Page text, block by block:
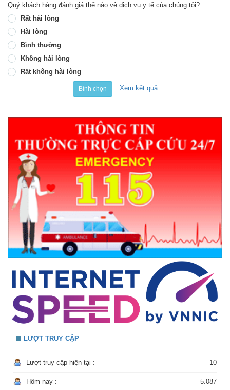
Quý khách hàng đánh giá thế nào về dịch vụ y tế của chúng tôi?
Rất hài lòng
Hài lòng
Bình thường
Không hài lòng
Rất không hài lòng
Bình chọn Xem kết quả
LƯỢT TRUY CẬP
Lượt truy cập hiện tại : 10
Hôm nay : 5.087